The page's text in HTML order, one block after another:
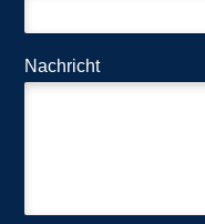
Nachricht